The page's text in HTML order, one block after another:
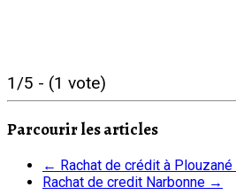
1/5 - (1 vote)
Parcourir les articles
← Rachat de crédit à
Rachat de credit Narbonne →